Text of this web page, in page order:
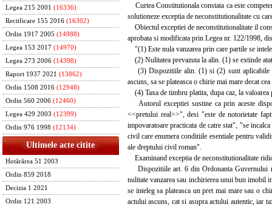
Legea 215 2001 (16336)
Rectificare 155 2016 (16302)
Ordin 1917 2005 (14988)
Legea 153 2017 (14970)
Legea 273 2006 (14398)
Raport 1937 2021 (13862)
Ordin 1508 2016 (12948)
Ordin 560 2006 (12460)
Legea 429 2003 (12399)
Ordin 976 1998 (12134)
Ultimele acte citite
Hotărârea 51 2003
Ordin 859 2018
Decizia 1 2021
Ordin 121 2003
Curtea Constitutionala constata ca este
solutioneze exceptia de neconstitutionalitate cu
Obiectul exceptiei de neconstitutionalitate il
aprobata si modificata prin Legea nr. 122/1998,
"(1) Este nula vanzarea prin care partile se
(2) Nulitatea prevazuta la alin. (1) se extinde
(3) Dispozitiile alin. (1) si (2) sunt aplicabile
ascuns, sa se plateasca o chirie mai mare decat
(4) Taxa de timbru platita, dupa caz, la
Autorul exceptiei sustine ca prin aceste
<<pretului real>>", desi "este de notorietate
impovaratoare practicata de catre stat", "se
civil care enumera conditiile esentiale pentru
ale dreptului civil roman".
Examinand exceptia de neconstitutionalitate
Dispozitiile art. 6 din Ordonanta Guvernului
nulitate vanzarea sau inchirierea unui bun imobil
se inteleg sa plateasca un pret mai mare sau o
actului ascuns, cat si asupra actului autentic, iar